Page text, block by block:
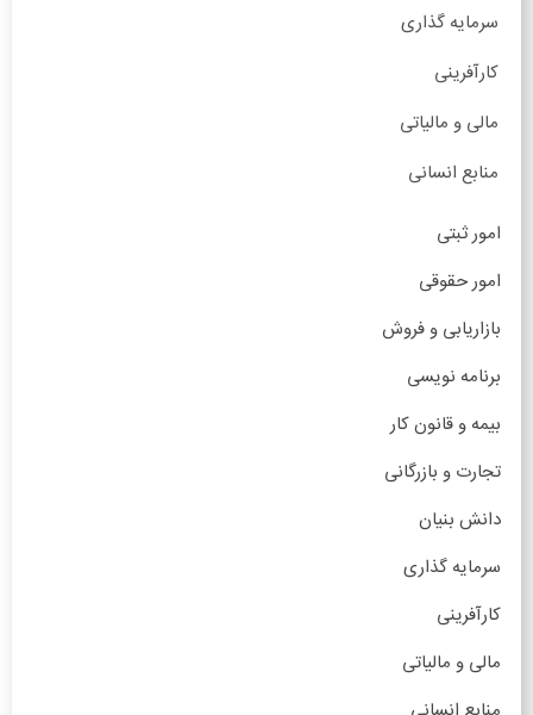
سرمایه گذاری
کارآفرینی
مالی و مالیاتی
منابع انسانی
امور ثبتی
امور حقوقی
بازاریابی و فروش
برنامه نویسی
بیمه و قانون کار
تجارت و بازرگانی
دانش بنیان
سرمایه گذاری
کارآفرینی
مالی و مالیاتی